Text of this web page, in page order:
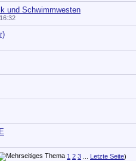
und Schwimmwesten
16:32
1 2 3 Letzte Seite)